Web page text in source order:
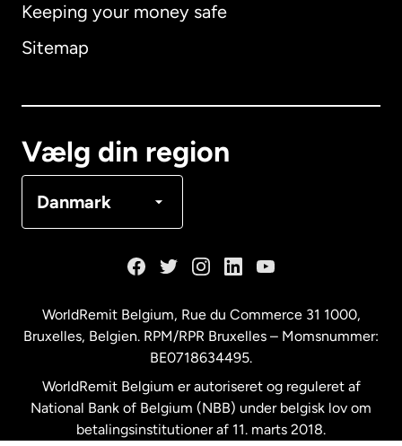
Keeping your money safe
Sitemap
Vælg din region
Danmark
Australien
Malaysia
New Zealand
WorldRemit Belgium, Rue du Commerce 31 1000,
Bruxelles, Belgien. RPM/RPR Bruxelles – Momsnummer:
BE0718634495.
WorldRemit Belgium er autoriseret og reguleret af
National Bank of Belgium (NBB) under belgisk lov om
betalingsinstitutioner af 11. marts 2018.